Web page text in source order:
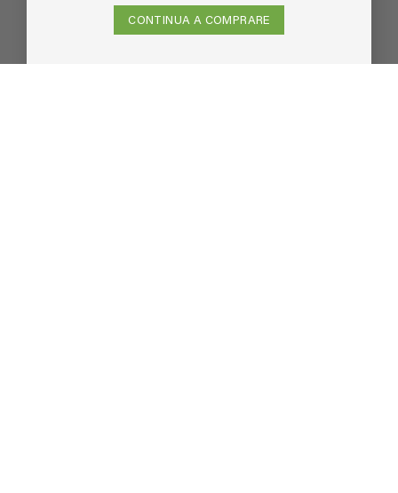
CONTINUA A COMPRARE
Copyright 2026 ©Ecodor-Built by Boldframe